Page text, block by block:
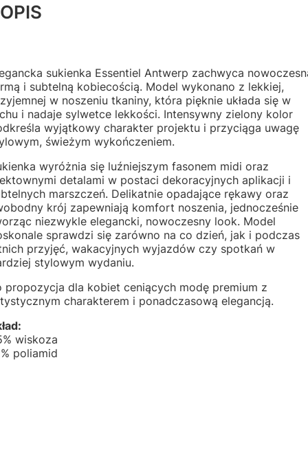
OPIS
sukienka Essentiel Antwerp zachwyca
i subtelną kobiecością. Model wykonano z lekkiej,
w noszeniu tkaniny, która pięknie układa się w
i nadaje sylwetce lekkości. Intensywny zielony kolor
wyjątkowy charakter projektu i przyciąga uwagę
świeżym wykończeniem.
wyróżnia się luźniejszym fasonem midi oraz
detalami w postaci dekoracyjnych aplikacji i
marszczeń. Delikatnie opadające rękawy oraz
krój zapewniają komfort noszenia, jednocześnie
niezwykle elegancki, nowoczesny look. Model
sprawdzi się zarówno na co dzień, jak i podczas
przyjęć, wakacyjnych wyjazdów czy spotkań w
stylowym wydaniu.
propozycja dla kobiet ceniących modę premium z
charakterem i ponadczasową elegancją.
wiskoza
poliamid